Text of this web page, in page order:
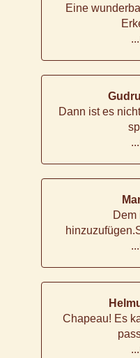
Eine
...
Dann ist es
...
Dem
...
Chapeau! Es
...